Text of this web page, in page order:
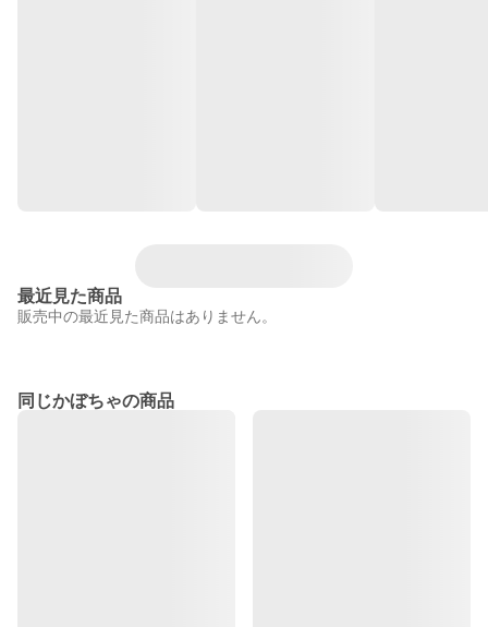
最近見た商品
販売中の最近見た商品はありません。
同じかぼちゃの商品